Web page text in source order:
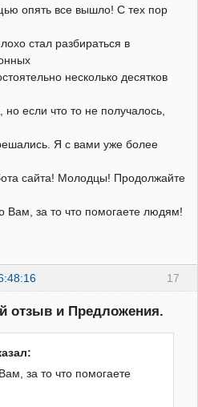
опять все вышло! С тех пор
стал разбираться в
несколько десятков
если что то не получалось,
Я с вами уже более
сайта! Молодцы! Продолжайте
Вам, за то что помогаете людям!
17
отзыв и Предложения.
за то что помогаете